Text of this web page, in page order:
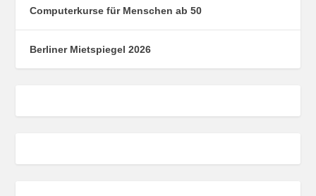
Computerkurse für Menschen ab 50
Berliner Mietspiegel 2026